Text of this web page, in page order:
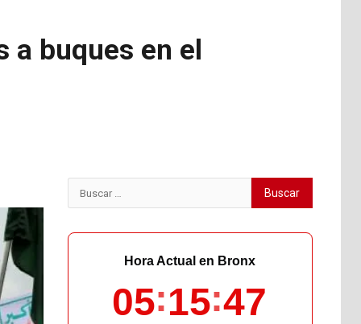
buques en el
Buscar:
Hora Actual en Bronx
05 15 48